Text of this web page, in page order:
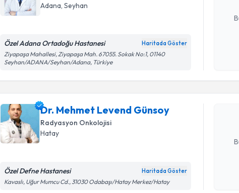
Adana , Seyhan
Özel Adana Ortadoğu Hastanesi Haritada Göster
Ziyapaşa Mahallesi, Ziyapaşa Mah. 67055. Sokak No:1, 01140
Seyhan/ADANA/Seyhan/Adana, Türkiye
Dr. Mehmet Levend Günsoy
Radyasyon Onkolojisi
Hatay
Özel Defne Hastanesi Haritada Göster
Kavaslı, Uğur Mumcu Cd., 31030 Odabaşı/Hatay Merkez/Hatay